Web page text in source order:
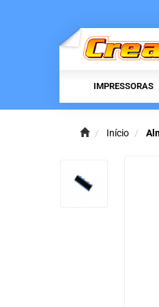
IMPRESSORAS
Início